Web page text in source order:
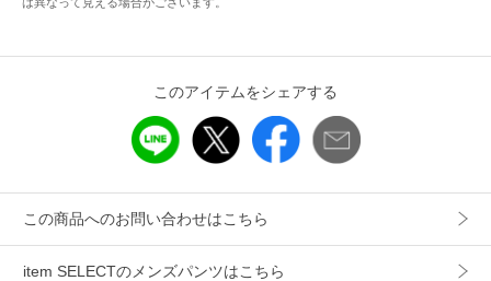
このアイテムをシェアする
この商品へのお問い合わせはこちら
item SELECTのメンズパンツはこちら